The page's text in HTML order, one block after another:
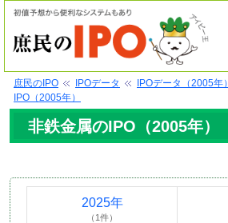
庶民のIPO IPOデータ IPOデータ（2005年）
IPO（2005年）
非鉄金属のIPO（2005年）
2025年
（1件）